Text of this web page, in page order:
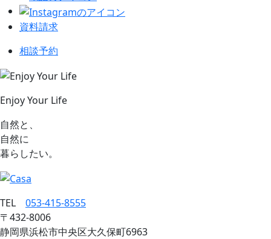
資料請求
相談予約
Enjoy Your Life
自然と、
自然に
暮らしたい。
TEL 053‐415‐8555
〒432‐8006
静岡県浜松市中央区大久保町6963